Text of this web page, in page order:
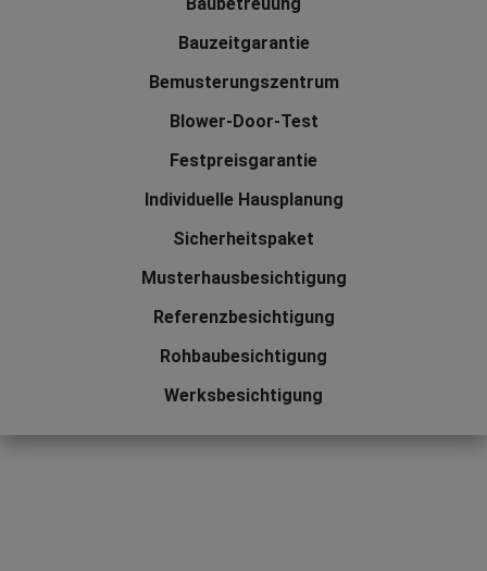
Baubetreuung
Bauzeitgarantie
Bemusterungszentrum
Blower-Door-Test
Festpreisgarantie
Individuelle Hausplanung
Sicherheitspaket
Musterhausbesichtigung
Referenzbesichtigung
Rohbaubesichtigung
Werksbesichtigung